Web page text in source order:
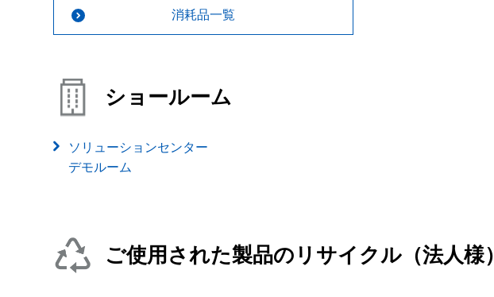
消耗品一覧
ショールーム
ソリューションセンター
デモルーム
ご使用された製品のリサイクル（法人様）